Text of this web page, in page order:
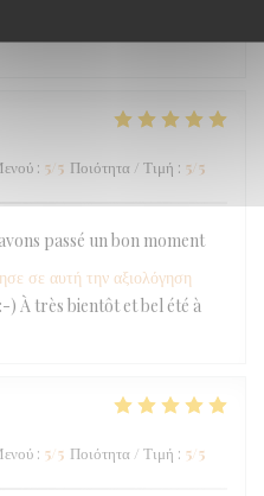
ayez passé une belle soirée
: 5 /5 Ποιότητα / Τιμή : 5 /5
passé un bon moment
σε αυτή την αξιολόγηση
) À très bientôt et bel été à
: 5/5 Ποιότητα / Τιμή : 5/5